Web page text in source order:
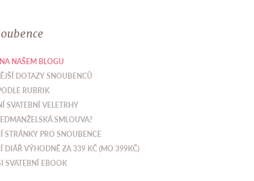
NAŠEM BLOGU
DOTAZY SNOUBENCŮ
RUBRIK
SVATEBNÍ VELETRHY
SMLOUVA?
STRÁNKY PRO SNOUBENCE
DIÁŘ VÝHODNĚ ZA 339 KČ (MO 399KČ)
SVATEBNÍ EBOOK